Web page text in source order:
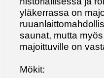
yläkerrassa on
saunat, mutta
majoittuville on
Mökit: